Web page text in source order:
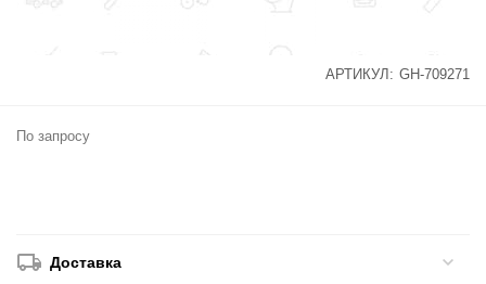
АРТИКУЛ: GH-709271
По запросу
Доставка